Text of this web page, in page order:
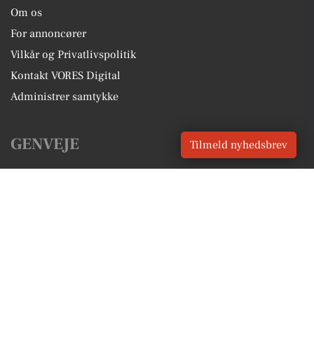
Om os
For annoncører
Vilkår og Privatlivspolitik
Kontakt VORES Digital
Administrer samtykke
GENVEJE Tilmeld nyhedsbrev